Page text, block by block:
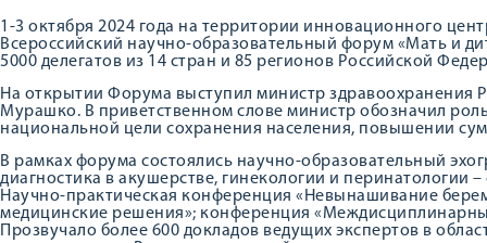
1-3 октября 2024 года на территории инновационного
Всероссийский научно-образовательный форум «Мать и
5000 делегатов из 14 стран и 85 регионов Российской
На открытии Форума выступил министр здравоохранения
Мурашко. В приветственном слове министр обозначил
национальной цели сохранения населения, повышении
В рамках форума состоялись научно-образовательный
диагностика в акушерстве, гинекологии и перинатологии
Научно-практическая конференция «Невынашивание
медицинские решения»; конференция
Прозвучало более 600 докладов ведущих экспертов в